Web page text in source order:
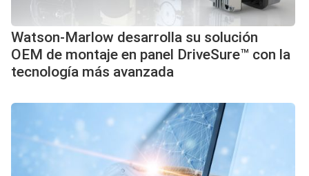
Watson-Marlow desarrolla su solución
OEM de montaje en panel DriveSure™ con la
tecnología más avanzada